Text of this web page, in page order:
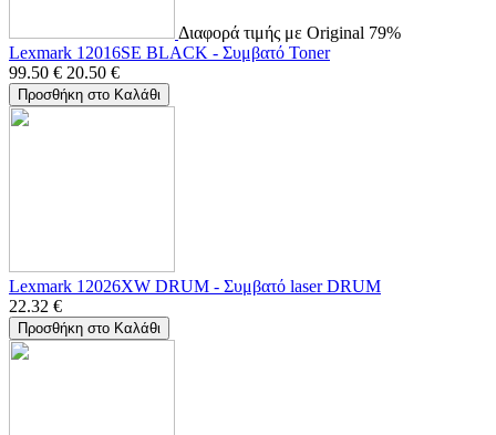
Διαφορά τιμής με Original 79%
Lexmark 12016SE BLACK - Συμβατό Toner
99.50 € 20.50 €
Προσθήκη στο Καλάθι
Lexmark 12026XW DRUM - Συμβατό laser DRUM
22.32 €
Προσθήκη στο Καλάθι